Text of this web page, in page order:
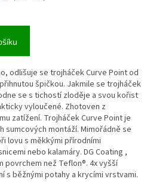
odlišuje se trojháček Curve Point od
špičkou. Jakmile se trojháček
se s tichostí zloděje a svou kořist
vyloučené. Zhotoven z
zatížení. Trojháček Curve Point je
sumcových montáží. Mimořádně se
lovu s měkkými přírodními
nebo kalamáry. DG Coating ,
povrchem než Teflon®. 4x vyšší
s běžnými potahy a krycími vrstvami.